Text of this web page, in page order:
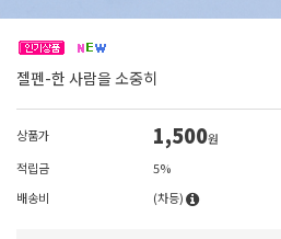
젤펜-한 사람을 소중히
상품가 1,500원
적립금
5%
배송비
(차등)